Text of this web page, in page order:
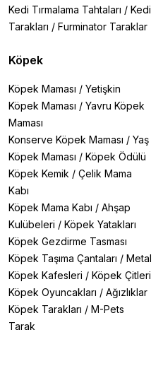
Kedi Tırmalama Tahtaları / Kedi
Tarakları / Furminator Taraklar
Köpek
Köpek Maması / Yetişkin
Köpek Maması / Yavru Köpek
Maması
Konserve Köpek Maması / Yaş
Köpek Maması / Köpek Ödülü
Köpek Kemik / Çelik Mama
Kabı
Köpek Mama Kabı / Ahşap
Kulübeleri / Köpek Yatakları
Köpek Gezdirme Tasması
Köpek Taşıma Çantaları / Metal
Köpek Kafesleri / Köpek Çitleri
Köpek Oyuncakları / Ağızlıklar
Köpek Tarakları / M-Pets
Tarak